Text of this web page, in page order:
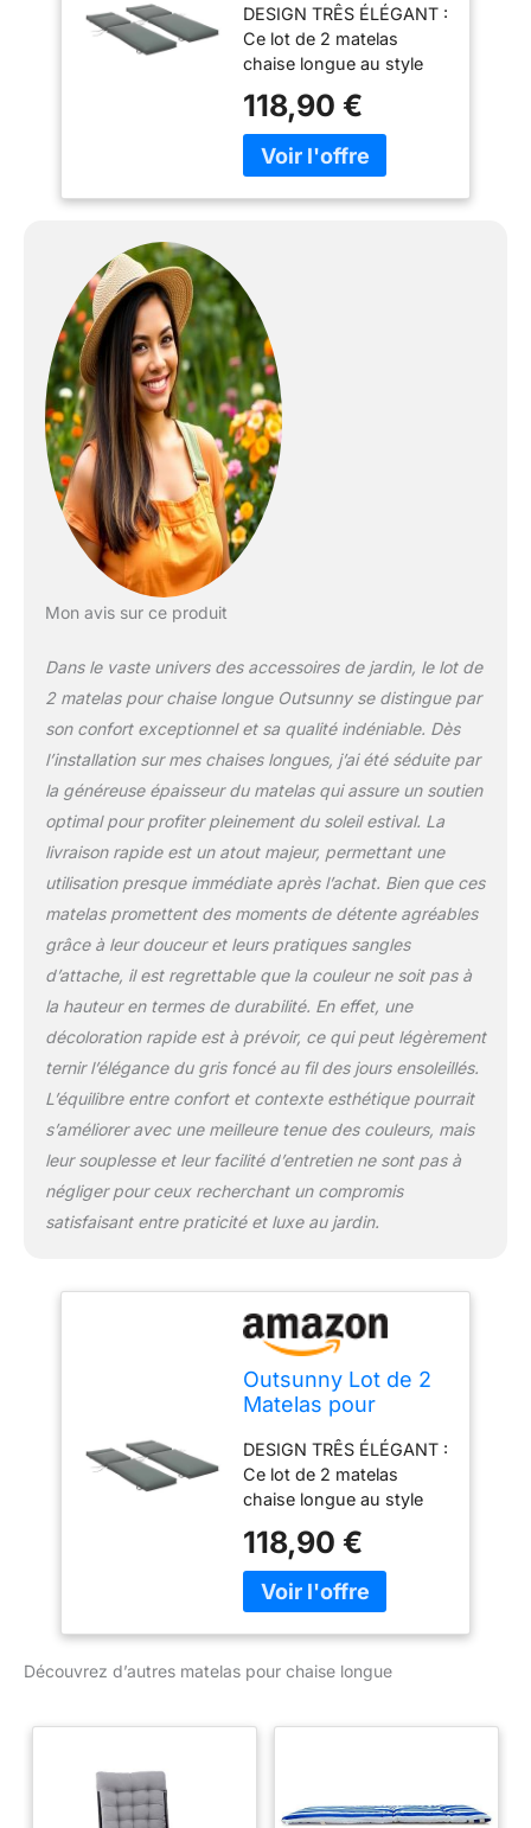
x 55l cm Gris Foncé
DESIGN TRÊS ÉLÉGANT :
Ce lot de 2 matelas
chaise longue au style
coloris gris anthracite uni
apportera une touche de
décoration
la plupart des chaises
longues. Idéal pour une
utilisation en intérieur et
en extérieur, comme le
jardin, la terrasse, la
plage, etc. CONFORT
OPTIMAL : Set de 2
coussins d'assise pour
bains de soleil avec
housse en polyester
respirant 180 g/㎡ et
meilleur allié pour les
MAINTIEN EN PLACE :
Coussins pour chaise
longue équipés de
cordons d'attache sur
les côtés et sangles en
permettre de bien
maintenir en place vos
matelas FACILE À
NETTOYER : A l'aide d'un
simple chiffon humide,
vous pourrez le nettoyer
facilement
SPÉCIFICATIONS : 196L
x 55l x 8H cm ;
Remarque : La housse
du matelas n'est pas
déhoussable
118,90 €
Mon avis sur ce produit
Dans le vaste univers des accessoires de jardin, le lot de
2 matelas pour chaise longue Outsunny se distingue par
son confort exceptionnel et sa qualité indéniable. Dès
l’installation sur mes chaises longues, j’ai été séduite par
la généreuse épaisseur du matelas qui assure un soutien
optimal pour profiter pleinement du soleil estival. La
livraison rapide est un atout majeur, permettant une
utilisation presque immédiate après l’achat. Bien que ces
matelas promettent des moments de détente agréables
grâce à leur douceur et leurs pratiques sangles
d’attache, il est regrettable que la couleur ne soit pas à
la hauteur en termes de durabilité. En effet, une
décoloration rapide est à prévoir, ce qui peut légèrement
ternir l’élégance du gris foncé au fil des jours ensoleillés.
L’équilibre entre confort et contexte esthétique pourrait
s’améliorer avec une meilleure tenue des couleurs, mais
leur souplesse et leur facilité d’entretien ne sont pas à
négliger pour ceux recherchant un compromis
satisfaisant entre praticité et luxe au jardin.
Outsunny Lot de 2
Matelas pour
x 55l cm Gris Foncé
DESIGN TRÊS ÉLÉGANT :
Ce lot de 2 matelas
chaise longue au style
coloris gris anthracite uni
apportera une touche de
décoration
votre extérieur ! Les
la plupart des chaises
jardin, la terrasse, la
118,90 €
Découvrez d’autres matelas pour chaise longue